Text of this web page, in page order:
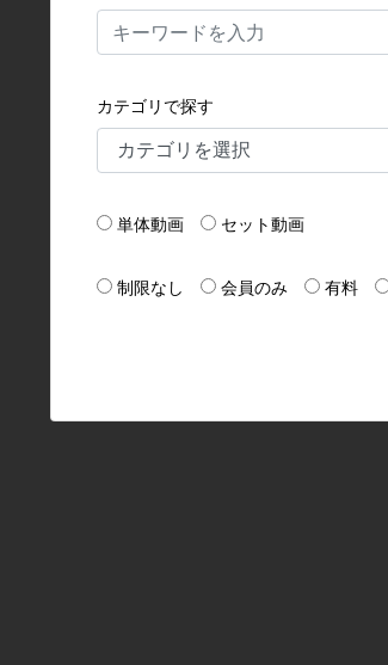
カテゴリで探す
単体動画 セット動画
制限なし 会員のみ 有料